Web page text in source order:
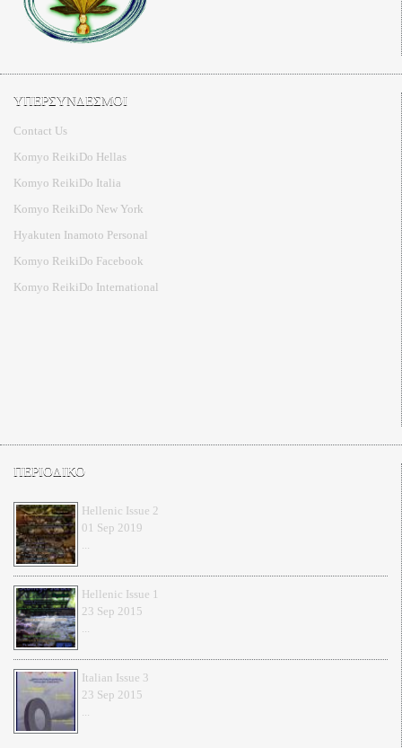
ΥΠΕΡΣΥΝΔΕΣΜΟΙ
Contact Us
Komyo ReikiDo Hellas
Komyo ReikiDo Italia
Komyo ReikiDo New York
Hyakuten Inamoto Personal
Komyo ReikiDo Facebook
Komyo ReikiDo International
ΠΕΡΙΟΔΙΚΟ
Hellenic Issue 2
01 Sep 2019
...
Hellenic Issue 1
23 Sep 2015
...
Italian Issue 3
23 Sep 2015
...